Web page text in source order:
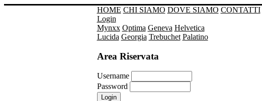
HOME CHI SIAMO DOVE SIAMO CONTATTI
Login
Mynxx Optima Geneva Helvetica
Lucida Georgia Trebuchet Palatino
Area Riservata
Username
Password